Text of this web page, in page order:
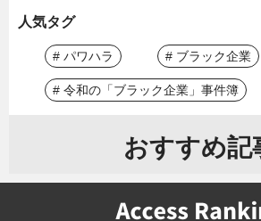
人気タグ
# パワハラ # ブラック企業
# 令和の「ブラック企業」事件簿
おすすめ記